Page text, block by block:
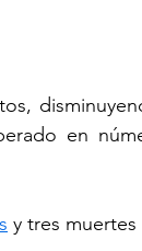
en
y tres muertes